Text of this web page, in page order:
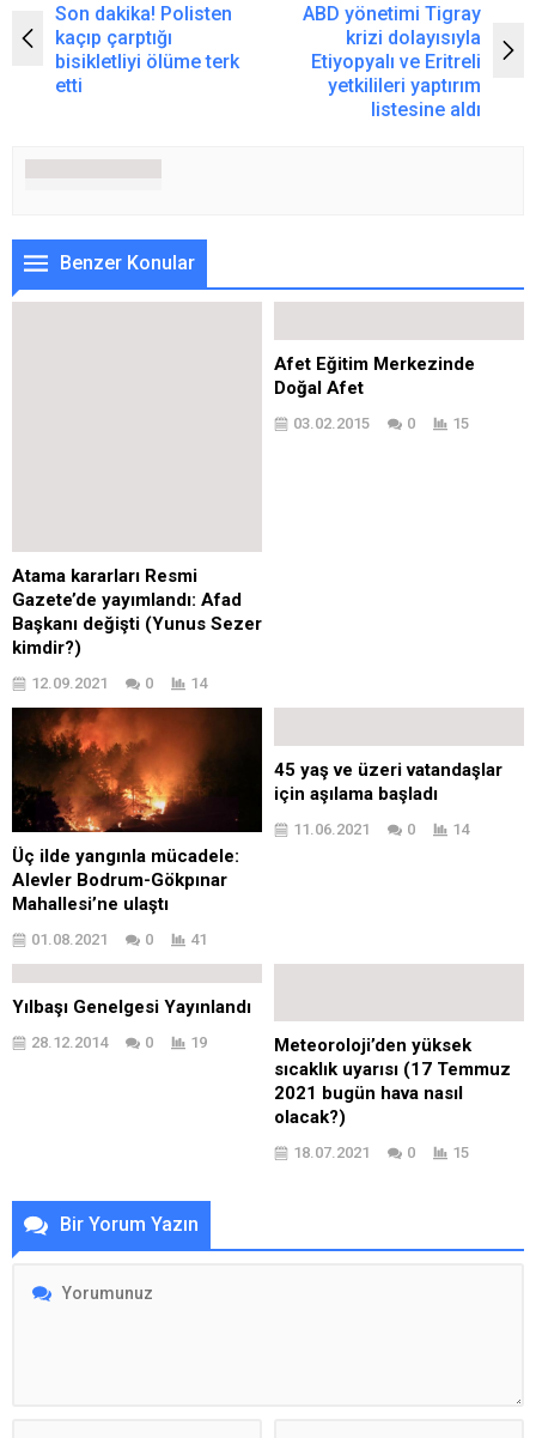
Son dakika! Polisten
kaçıp çarptığı
bisikletliyi ölüme terk
etti
ABD yönetimi Tigray
krizi dolayısıyla
Etiyopyalı ve Eritreli
yetkilileri yaptırım
listesine aldı
Benzer Konular
Atama kararları Resmi
Gazete’de yayımlandı: Afad
Başkanı değişti (Yunus Sezer
kimdir?)
12.09.2021 0 14
Afet Eğitim Merkezinde
Doğal Afet
03.02.2015 0 15
Üç ilde yangınla mücadele:
Alevler Bodrum-Gökpınar
Mahallesi’ne ulaştı
01.08.2021 0 41
45 yaş ve üzeri vatandaşlar
için aşılama başladı
11.06.2021 0 14
Yılbaşı Genelgesi Yayınlandı
28.12.2014 0 19
Meteoroloji’den yüksek
sıcaklık uyarısı (17 Temmuz
2021 bugün hava nasıl
olacak?)
18.07.2021 0 15
Bir Yorum Yazın